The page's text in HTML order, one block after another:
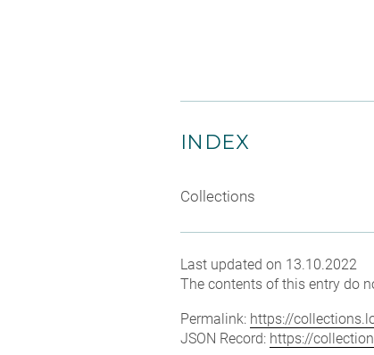
INDEX
Collections
Last updated on 13.10.2022
The contents of this entry do
Permalink: https://
JSON Record: https://